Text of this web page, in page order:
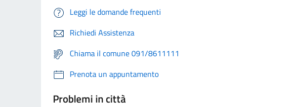
Leggi le domande frequenti
Richiedi Assistenza
Chiama il comune 091/8611111
Prenota un appuntamento
Problemi in città